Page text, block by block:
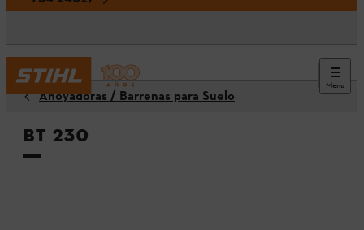
Menu
Ahoyadoras / Barrenas para Suelo
BT 230